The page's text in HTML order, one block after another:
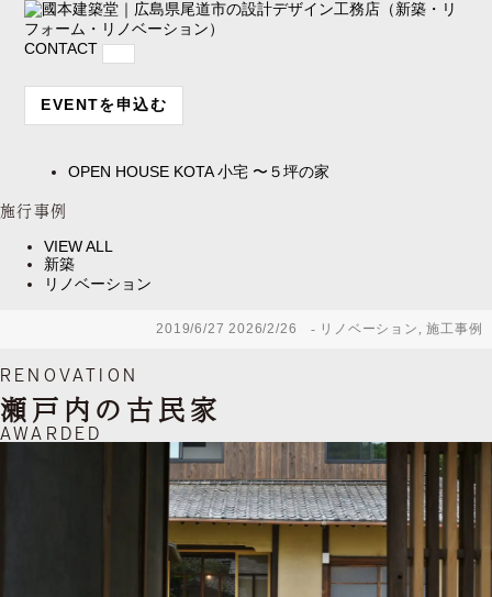
CONTACT
EVENTを申込む
OPEN HOUSE KOTA 小宅 〜５坪の家
施行事例
VIEW ALL
新築
リノベーション
2019/6/27 2026/2/26 リノベーション ,施工事例
RENOVATION
瀬戸内の古民家
AWARDED